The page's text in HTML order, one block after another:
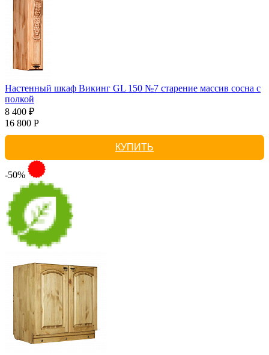
Настенный шкаф Викинг GL 150 №7 старение массив сосна с
полкой
8 400 ₽
16 800 Р
КУПИТЬ
-50%